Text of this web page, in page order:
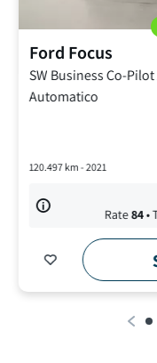
Ford Focus
SW Business Co-Pilot
Automatico
120.497km - 2021
Rate84•